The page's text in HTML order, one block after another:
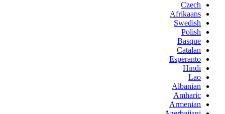
Czech
Afrikaans
Swedish
Polish
Basque
Catalan
Esperanto
Hindi
Lao
Albanian
Amharic
Armenian